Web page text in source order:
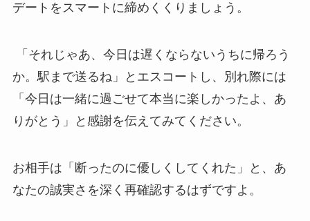
デートをスマートに締めくくりましょう。
「それじゃあ、今日は遅くならないうちに帰ろう
か。駅まで送るね」とエスコートし、別れ際には
「今日は一緒に過ごせて本当に楽しかったよ、あ
りがとう」と感謝を伝えてみてください。
お相手は「断ったのに優しくしてくれた」と、あ
なたの誠実さを深く再確認するはずですよ。